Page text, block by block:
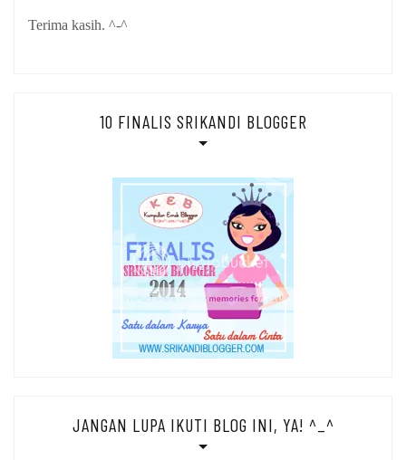
Terima kasih. ^-^
10 FINALIS SRIKANDI BLOGGER
JANGAN LUPA IKUTI BLOG INI, YA! ^_^